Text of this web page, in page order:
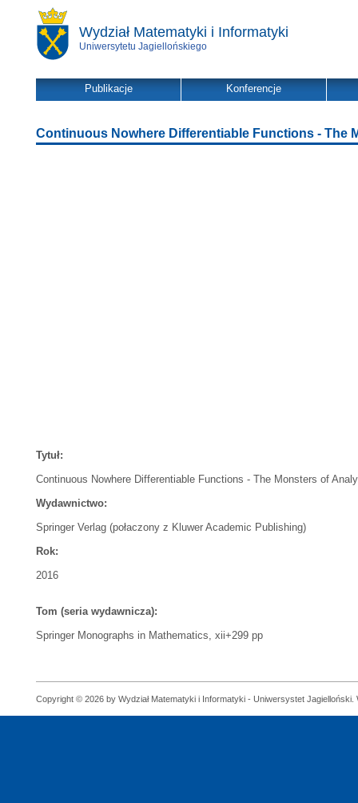
Wydział Matematyki i Informatyki
Uniwersytetu Jagiellońskiego
Publikacje Konferencje
Continuous Nowhere Differentiable Functions - The
Tytuł:
Continuous Nowhere Differentiable Functions - The Monsters of
Wydawnictwo:
Springer Verlag (połaczony z Kluwer Academic Publishing)
Rok:
2016
Tom (seria wydawnicza):
Springer Monographs in Mathematics, xii+299 pp
Copyright © 2026 by Wydział Matematyki i Informatyki - Uniwersystet